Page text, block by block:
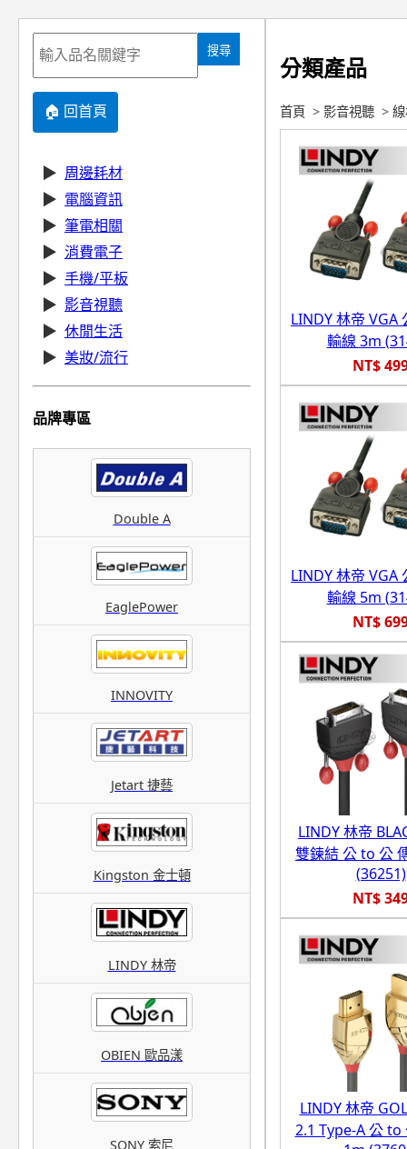
搜尋
🏠 回首頁
▶ 周邊耗材
▶ 電腦資訊
▶ 筆電相關
▶ 消費電子
▶ 手機/平板
▶ 影音視聽
▶ 休閒生活
▶ 美妝/流行
品牌專區
Double A
EaglePower
INNOVITY
Jetart 捷藝
Kingston 金士頓
LINDY 林帝
OBIEN 歐品漾
SONY 索尼
分類產品
首頁 > 影音視聽 >
LINDY 林帝 VGA
輸線 3m
NT$
LINDY 林帝 VGA
輸線 5m
NT$
LINDY 林帝
雙鍊結 公 to 公
(36251)
NT$
LINDY 林帝
2.1 Type-A 公 to